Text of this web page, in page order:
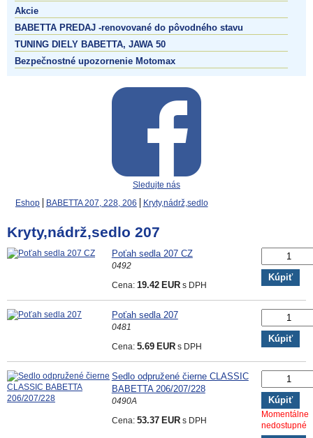
Akcie
BABETTA PREDAJ -renovované do pôvodného stavu
TUNING DIELY BABETTA, JAWA 50
Bezpečnostné upozornenie Motomax
Sledujte nás
Eshop
BABETTA 207, 228, 206 Kryty,nádrž,sedlo
Kryty,nádrž,sedlo 207
Poťah sedla 207 CZ
0492
Cena: 19.42 EURs DPH
Kúpiť
Poťah sedla 207
0481
Cena: 5.69 EURs DPH
Kúpiť
Sedlo odpružené čierne CLASSIC
BABETTA 206/207/228
0490A
Cena: 53.37 EURs DPH
Kúpiť
Momentálne
nedostupné